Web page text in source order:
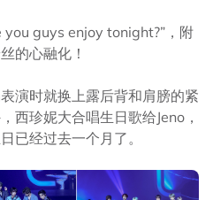
you guys enjoy tonight?”，附
的心融化！
演时就换上露后背和肩膀的紧
西珍妮大合唱生日歌给Jeno，
已经过去一个月了。